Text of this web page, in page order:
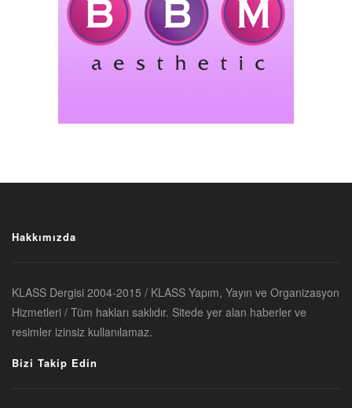
Hakkımızda
KLASS Dergisi 2004-2015 / KLASS Yapım, Yayın ve Organizasyon
Hizmetleri / Tüm hakları saklıdır. Sitede yer alan haberler ve
resimler izinsiz kullanılamaz.
Bizi Takip Edin